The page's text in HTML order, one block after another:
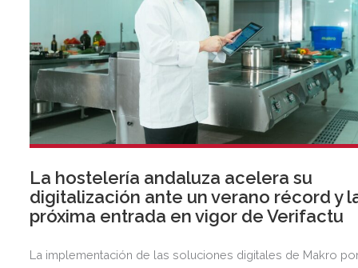
La hostelería andaluza acelera su
digitalización ante un verano récord y
próxima entrada en vigor de Verifactu
La implementación de las soluciones digitales de Makro